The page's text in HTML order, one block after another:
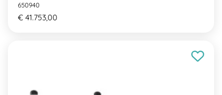
650940
€ 41.753,00